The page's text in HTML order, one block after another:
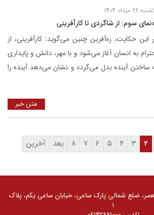
26 مرداد 1404
سوم: از شاگردی تا کارآفرینی
این حکایت، ره‌آفرین چنین می‌گوید: کارآفرینی، از
به انسان آغاز می‌شود و با مهر، دانش و پایداری
ساختن آینده بدل می‌گردد و نشان می‌دهد آینده را
متن خبر
۲ ۳ ۴ ۵ ۶ ۷ ۸ بعد آخرین
ضلع شمالی پارک ساعی، خیابان ساعی یکم، پلاک
۱
و معنوی سایت محفوظ و متعلق به گروه
توسعه توسط گلرنگ سیستم